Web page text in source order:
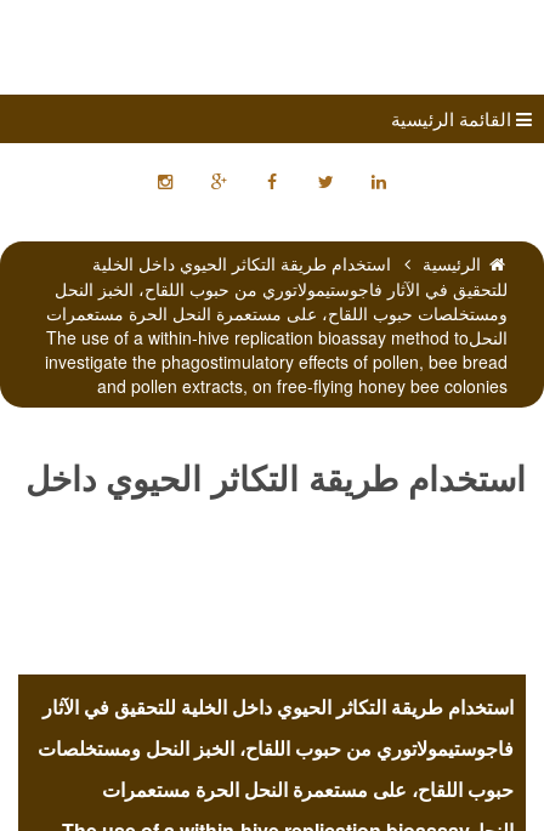
القائمة الرئيسية
الرئيسية
استخدام طريقة التكاثر الحيوي داخل الخلية
للتحقيق في الآثار فاجوستيمولاتوري من حبوب اللقاح، الخبز النحل
ومستخلصات حبوب اللقاح، على مستعمرة النحل الحرة مستعمرات
النحلThe use of a within-hive replication bioassay method to
investigate the phagostimulatory effects of pollen, bee bread
and pollen extracts, on free-flying honey bee colonies
استخدام طريقة التكاثر الحيوي داخل
الخبز النحل ومستخلصات حبوب
استخدام طريقة التكاثر الحيوي داخل الخلية للتحقيق في الآثار
فاجوستيمولاتوري من حبوب اللقاح، الخبز النحل ومستخلصات
حبوب اللقاح، على مستعمرة النحل الحرة مستعمرات